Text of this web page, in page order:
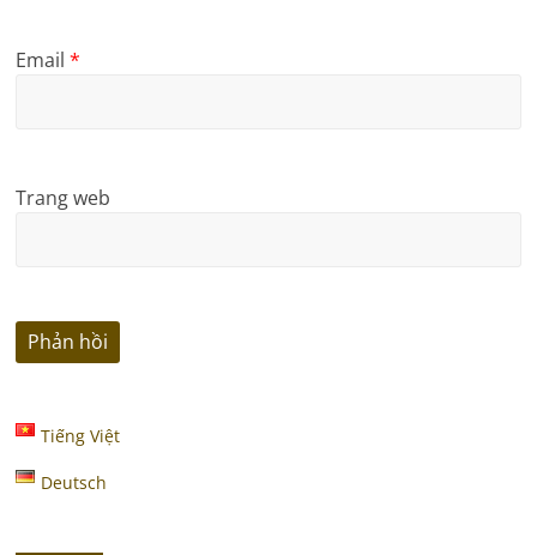
Email*
Trang web
Tiếng Việt
Deutsch